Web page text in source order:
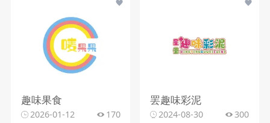
趣味果食
2026-01-12 170
罢趣味彩泥
2024-08-30 300